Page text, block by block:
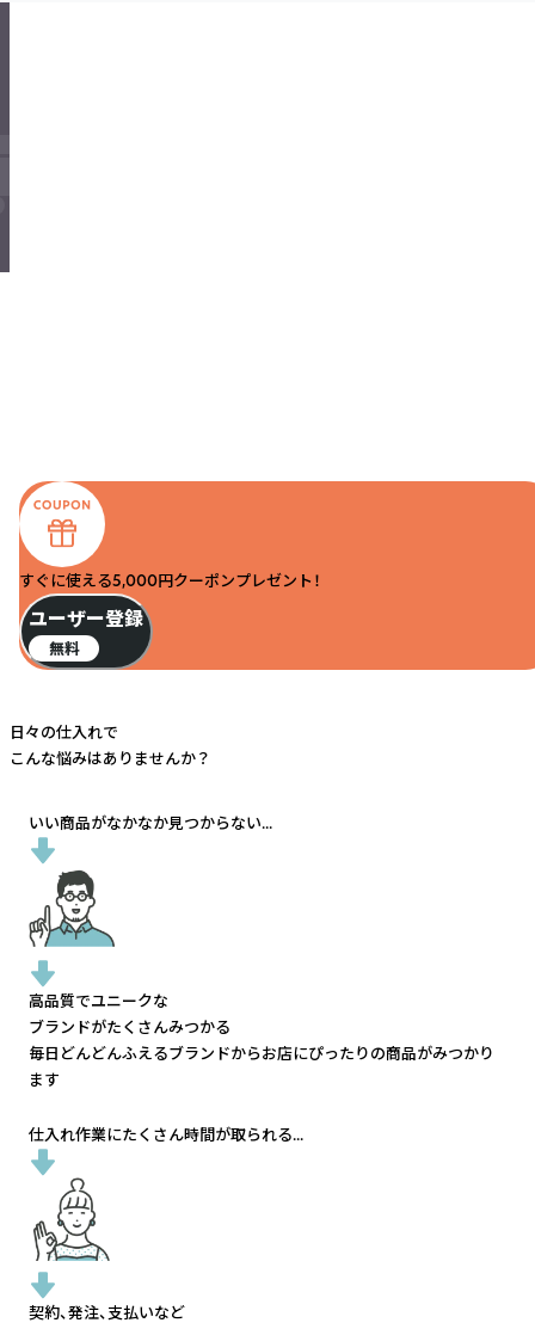
すぐに使える5,000円クーポンプレゼント！
ユーザー登録
無料
日々の仕入れで
こんな悩みはありませんか？
いい商品がなかなか見つからない...
高品質でユニークな
ブランドがたくさんみつかる
毎日どんどんふえるブランドからお店にぴったりの商品がみつかり
ます
仕入れ作業にたくさん時間が取られる...
契約、発注、支払いなど